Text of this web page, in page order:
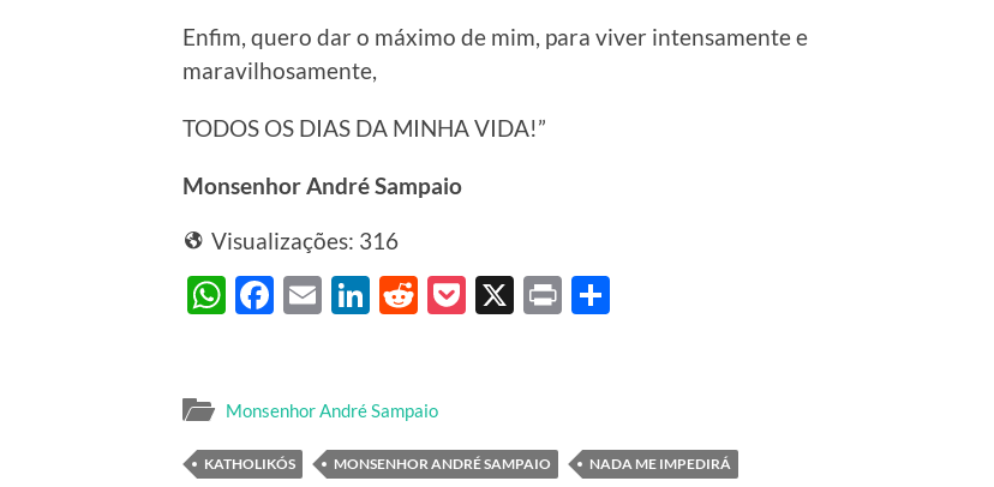
Enfim, quero dar o máximo de mim, para viver intensamente e
maravilhosamente,
TODOS OS DIAS DA MINHA VIDA!”
Monsenhor André Sampaio
Visualizações: 316
WhatsApp
Facebook
EmailLinkedIn
Reddit
Pocket
X Print
Monsenhor André Sampaio
KATHOLIKÓS MONSENHOR ANDRÉ SAMPAIO NADA ME IMPEDIRÁ